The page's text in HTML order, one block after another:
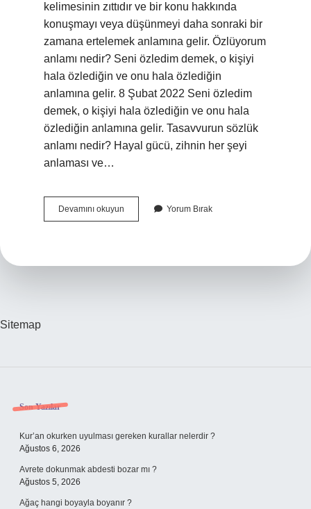
kelimesinin zıttıdır ve bir konu hakkında
konuşmayı veya düşünmeyi daha sonraki bir
zamana ertelemek anlamına gelir. Özlüyorum
anlamı nedir? Seni özledim demek, o kişiyi
hala özlediğin ve onu hala özlediğin
anlamına gelir. 8 Şubat 2022 Seni özledim
demek, o kişiyi hala özlediğin ve onu hala
özlediğin anlamına gelir. Tasavvurun sözlük
anlamı nedir? Hayal gücü, zihnin her şeyi
anlaması ve…
Devamını okuyun Ötelenmiş
Anlamı
Yorum Bırak
Sitemap
Sidebar
Son Yazılar
Kur’an okurken uyulması gereken kurallar nelerdir ?
Ağustos 6, 2026
Avrete dokunmak abdesti bozar mı ?
Ağustos 5, 2026
Ağaç hangi boyayla boyanır ?